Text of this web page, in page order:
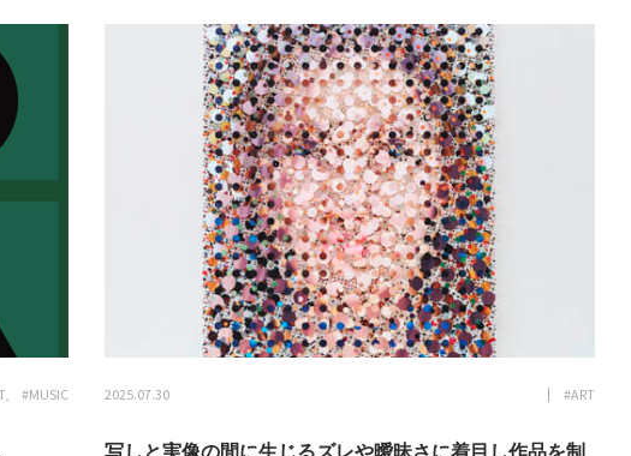
#MUSIC 2025.07.30 #ART
写しと実像の間に生じるズレや曖昧さに着目し作品を制